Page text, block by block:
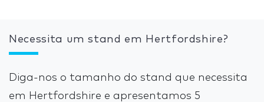
Necessita um stand em Hertfordshire?
Diga-nos o tamanho do stand que necessita
em Hertfordshire e apresentamos 5